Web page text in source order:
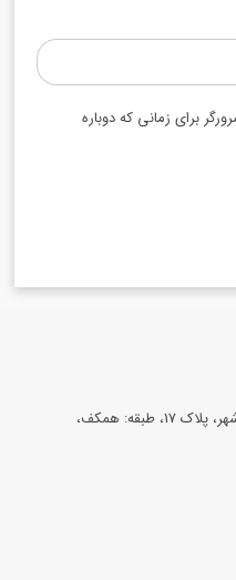
برای زمانی که دوباره
طبقه: همکف،